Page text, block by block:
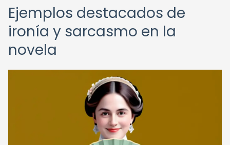
Ejemplos destacados de
ironía y sarcasmo en la
novela